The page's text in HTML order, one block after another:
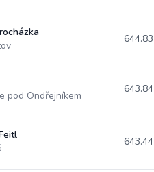
644.83
pod Ondřejníkem
643.84
643.44